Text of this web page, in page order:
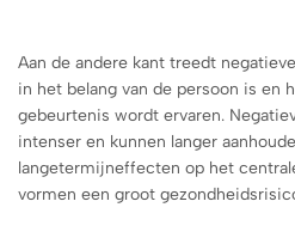
Aan de andere kant treedt
in het belang van de persoon is en
gebeurtenis wordt ervaren.
intenser en kunnen langer
langetermijneffecten op het
vormen een groot